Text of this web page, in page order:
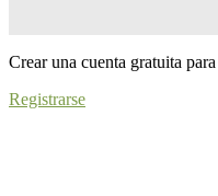
Crear una cuenta gratuita
Registrarse